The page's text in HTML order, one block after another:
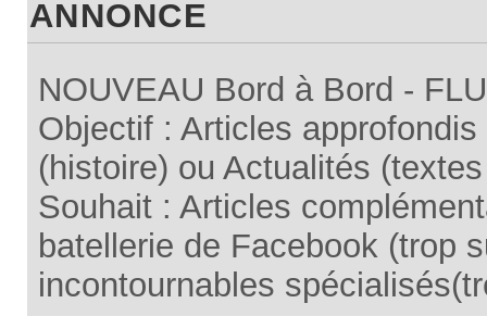
ANNONCE
NOUVEAU Bord à Bord -
Objectif : Articles
(histoire) ou Actualités
Souhait : Articles
batellerie de Facebook (trop
incontournables